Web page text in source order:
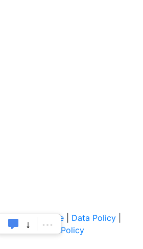
of Service Data Policy
& Cancellation Policy